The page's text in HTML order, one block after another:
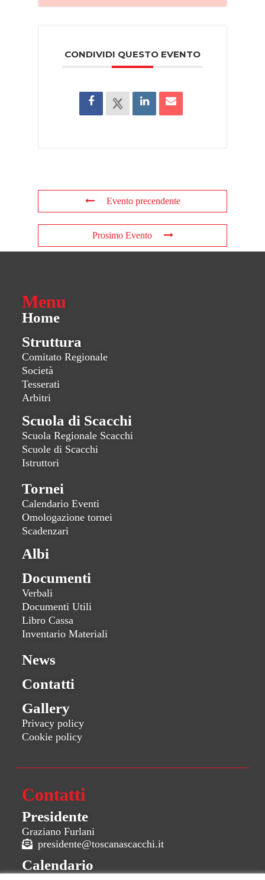
CONDIVIDI QUESTO EVENTO
Evento precendente
Prosimo Evento
Menu
Home
Struttura
Comitato Regionale
Società
Tesserati
Arbitri
Scuola di Scacchi
Scuola Regionale Scacchi
Scuole di Scacchi
Istruttori
Tornei
Calendario Eventi
Omologazione tornei
Scadenzari
Albi
Documenti
Verbali
Documenti Utili
Libro Cassa
Inventario Materiali
News
Contatti
Gallery
Privacy policy
Cookie policy
Contatti
Presidente
Graziano Furlani
presidente@toscanascacchi.it
Calendario